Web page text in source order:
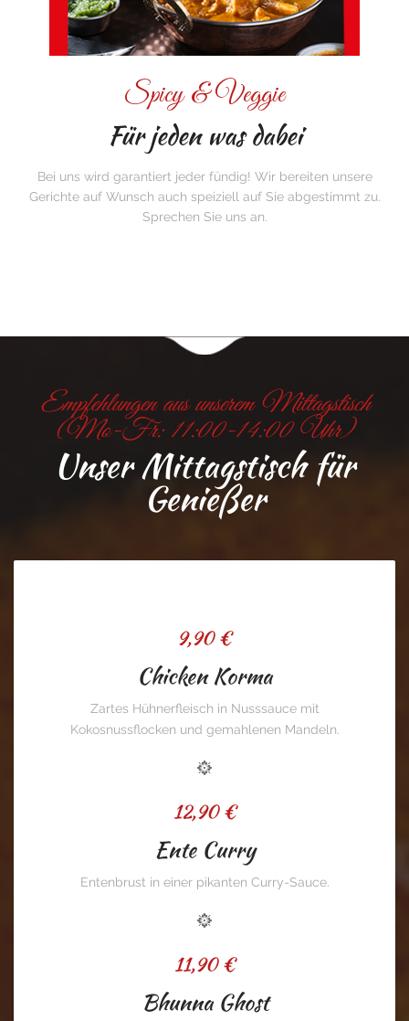
Spicy & Veggie
Für jeden was dabei
Bei uns wird garantiert jeder fündig! Wir bereiten unsere
Gerichte auf Wunsch auch speiziell auf Sie abgestimmt zu.
Sprechen Sie uns an.
Empfehlungen aus unserem Mittagstisch
(Mo-Fr: 11:00-14:00 Uhr)
Unser Mittagstisch für
Genießer
9,90 €
Chicken Korma
Zartes Hühnerfleisch in Nusssauce mit
Kokosnussflocken und gemahlenen Mandeln.
12,90 €
Ente Curry
Entenbrust in einer pikanten Curry-Sauce.
11,90 €
Bhunna Ghost